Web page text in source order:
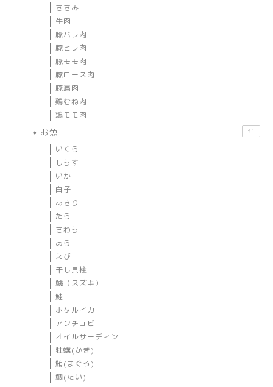
ささみ
牛肉
豚バラ肉
豚ヒレ肉
豚モモ肉
豚ロース肉
豚肩肉
鶏むね肉
鶏モモ肉
お魚 31
いくら
しらす
いか
白子
あさり
たら
さわら
あら
えび
干し貝柱
鱸（スズキ）
鮭
ホタルイカ
アンチョビ
オイルサーディン
牡蠣(かき)
鮪(まぐろ)
鯛(たい)